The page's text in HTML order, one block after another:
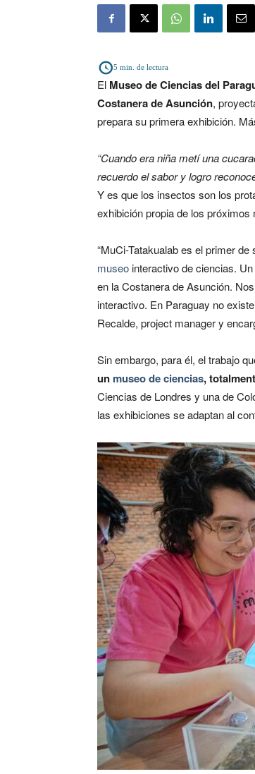
5 min. de lectura
El Museo de Ciencias del
Costanera de Asunción,
prepara su primera exhibición.
“Cuando era niña metí una
recuerdo el sabor y logro
Y es que los insectos son los
exhibición propia de los próximos
“MuCi-Tatakualab es el primer
museointeractivo de ciencias.
en la Costanera de Asunción.
interactivo. En Paraguay no
Recalde, project manager y
Sin embargo, para él, el trabajo
un museo de ciencias,
Ciencias de Londres y una de
las exhibiciones se adaptan al